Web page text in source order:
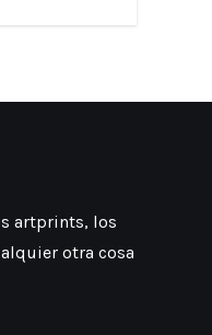
artprints, los
otra cosa